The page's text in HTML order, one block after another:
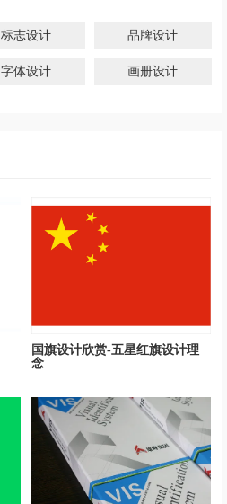
标志设计 品牌设计
字体设计 画册设计
国旗设计欣赏-五星红旗设计理
念